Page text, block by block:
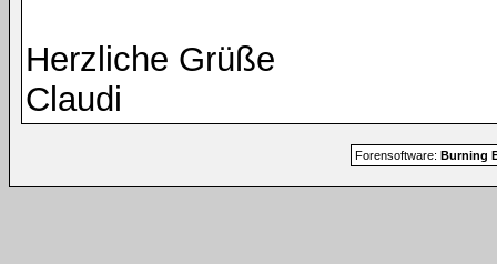
Herzliche Grüße
Claudi
Forensoftware: Burning